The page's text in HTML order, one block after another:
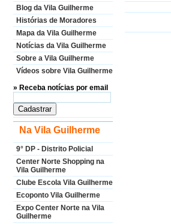
Blog da Vila Guilherme
Histórias de Moradores
Mapa da Vila Guilherme
Notícias da Vila Guilherme
Sobre a Vila Guilherme
Vídeos sobre Vila Guilherme
» Receba notícias por email
Na Vila Guilherme
9° DP - Distrito Policial
Center Norte Shopping na
Vila Guilherme
Clube Escola Vila Guilherme
Ecoponto Vila Guilherme
Expo Center Norte na Vila
Guilherme